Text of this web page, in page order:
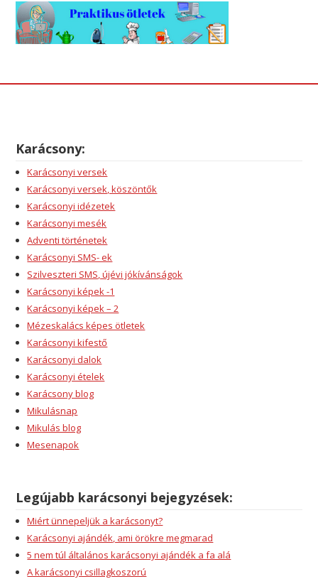
Karácsony:
Karácsonyi versek
Karácsonyi versek, köszöntők
Karácsonyi idézetek
Karácsonyi mesék
Adventi történetek
Karácsonyi SMS- ek
Szilveszteri SMS, újévi jókívánságok
Karácsonyi képek -1
Karácsonyi képek – 2
Mézeskalács képes ötletek
Karácsonyi kifestő
Karácsonyi dalok
Karácsonyi ételek
Karácsony blog
Mikulásnap
Mikulás blog
Mesenapok
Legújabb karácsonyi bejegyzések:
Miért ünnepeljük a karácsonyt?
Karácsonyi ajándék, ami örökre megmarad
5 nem túl általános karácsonyi ajándék a fa alá
A karácsonyi csillagkoszorú